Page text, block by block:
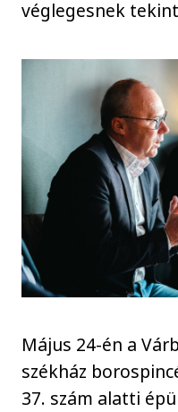
véglegesnek
Május 24-én a
székház
37. szám alatti